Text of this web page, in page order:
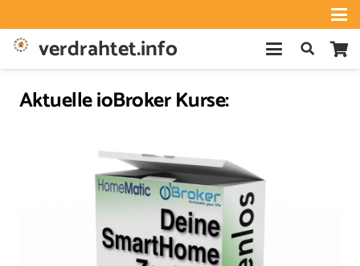
verdrahtet.info
Aktuelle ioBroker Kurse: